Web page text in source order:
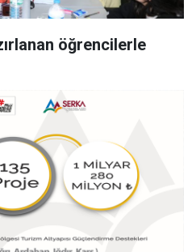
öğrencilerle